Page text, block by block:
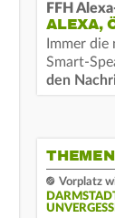
FFH
ALEXA,
Immer
Smart-
den
Vorplatz